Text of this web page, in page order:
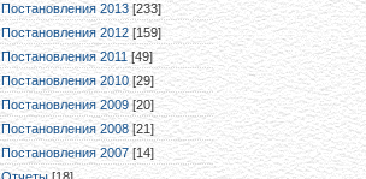
Постановления 2013 [233]
Постановления 2012 [159]
Постановления 2011 [49]
Постановления 2010 [29]
Постановления 2009 [20]
Постановления 2008 [21]
Постановления 2007 [14]